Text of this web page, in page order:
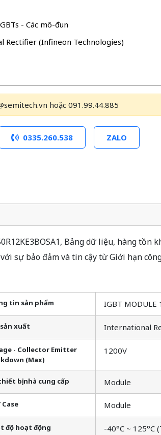
- Các mô-đun
Rectifier (Infineon Technologies)
hoặc 091.99.44.885
0335.260.538 ZALO
Bảng dữ liệu, hàng tồn
sự bảo đảm và tin cậy từ Giới hạn
tin sản phẩm IGBT MODULE
xuất International
- Collector Emitter
(Max)
1200V
bị nhà cung cấp Module
Case Module
độ hoạt động -40°C ~ 125°C